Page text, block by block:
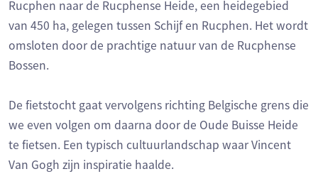
Rucphen naar de Rucphense Heide, een heidegebied
van 450 ha, gelegen tussen Schijf en Rucphen. Het wordt
omsloten door de prachtige natuur van de Rucphense
Bossen.
De fietstocht gaat vervolgens richting Belgische grens die
we even volgen om daarna door de Oude Buisse Heide
te fietsen. Een typisch cultuurlandschap waar Vincent
Van Gogh zijn inspiratie haalde.